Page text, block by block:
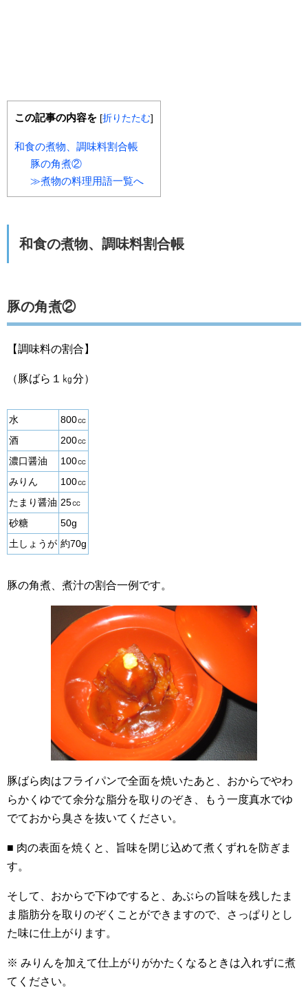
この記事の内容を [折りたたむ]
和食の煮物、調味料割合帳
豚の角煮②
≫煮物の料理用語一覧へ
和食の煮物、調味料割合帳
豚の角煮②
【調味料の割合】
（豚ばら１㎏分）
水
800㏄
酒
200㏄
濃口醤油
100㏄
みりん
100㏄
たまり醤油 25㏄
砂糖
50g
土しょうが 約70g
豚の角煮、煮汁の割合一例です。
豚ばら肉はフライパンで全面を焼いたあと、おからでやわ
らかくゆでて余分な脂分を取りのぞき、もう一度真水でゆ
でておから臭さを抜いてください。
■ 肉の表面を焼くと、旨味を閉じ込めて煮くずれを防ぎま
す。
そして、おからで下ゆですると、あぶらの旨味を残したま
ま脂肪分を取りのぞくことができますので、さっぱりとし
た味に仕上がります。
※ みりんを加えて仕上がりがかたくなるときは入れずに煮
てください。